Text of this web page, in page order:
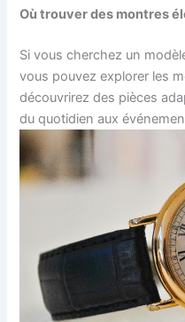
Où trouver des montres
Si vous cherchez un
vous pouvez explorer les
découvrirez des pièces
du quotidien aux